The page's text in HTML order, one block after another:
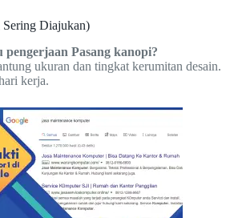
Sering Diajukan)
pengerjaan Pasang kanopi?
ukuran dan tingkat kerumitan desain.
kerja.